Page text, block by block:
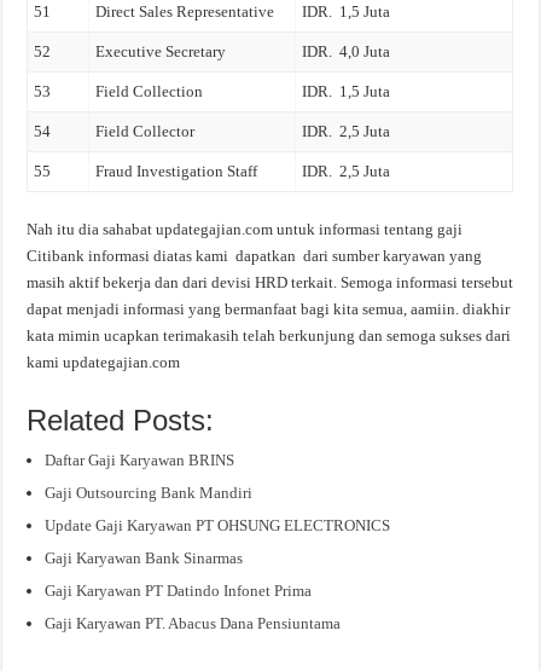
51 Direct Sales Representative IDR. 1,5 Juta
52 Executive Secretary IDR. 4,0 Juta
53 Field Collection IDR. 1,5 Juta
54 Field Collector IDR. 2,5 Juta
55 Fraud Investigation Staff IDR. 2,5 Juta
Nah itu dia sahabat updategajian.com untuk informasi tentang gaji
Citibank informasi diatas kami dapatkan dari sumber karyawan yang
masih aktif bekerja dan dari devisi HRD terkait. Semoga informasi tersebut
dapat menjadi informasi yang bermanfaat bagi kita semua, aamiin. diakhir
kata mimin ucapkan terimakasih telah berkunjung dan semoga sukses dari
kami updategajian.com
Related Posts:
Daftar Gaji Karyawan BRINS
Gaji Outsourcing Bank Mandiri
Update Gaji Karyawan PT OHSUNG ELECTRONICS
Gaji Karyawan Bank Sinarmas
Gaji Karyawan PT Datindo Infonet Prima
Gaji Karyawan PT. Abacus Dana Pensiuntama